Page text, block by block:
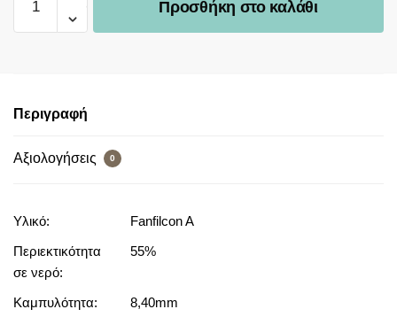
Προσθήκη στο καλάθι
Περιγραφή
Αξιολογήσεις 0
Υλικό:
Fanfilcon A
Περιεκτικότητα
σε νερό:
55%
Καμπυλότητα:
8,40mm